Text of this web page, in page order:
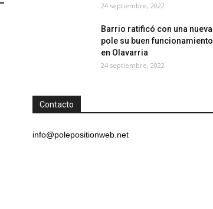
24 septiembre, 2022
Barrio ratificó con una nueva
pole su buen funcionamiento
en Olavarria
24 septiembre, 2022
Contacto
info@polepositionweb.net